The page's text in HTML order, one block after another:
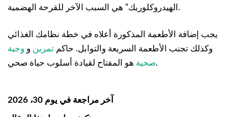
الهيدروكلوريك” هي السبب الآخر للقرحة الهضمية.
يجب إضافة الأطعمة المذكورة أعلاه في خطة نظامك الغذائي
وكذلك تجنب الأطعمة السريعة والتوابل. حاكم تمرين و وجبة
صحيةهو المفتاح لقيادة أسلوب حياة صحي.
آخر مراجعة في يوم 30، 2026